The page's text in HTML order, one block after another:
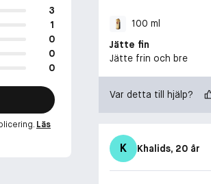
3
1
0
0
0
Läs
100 ml
Jätte fin
Jätte frin och bre
Var detta till hjälp?
K Khalids, 20 år